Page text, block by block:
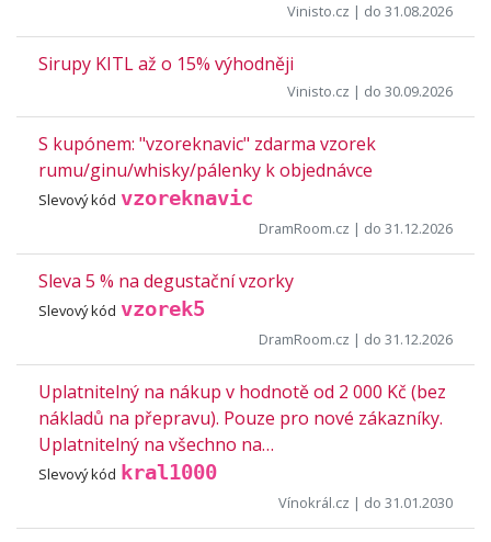
Vinisto.cz | do 31.08.2026
Sirupy KITL až o 15% výhodněji
Vinisto.cz | do 30.09.2026
S kupónem: "vzoreknavic" zdarma vzorek
rumu/ginu/whisky/pálenky k objednávce
Slevový kód vzoreknavic
DramRoom.cz | do 31.12.2026
Sleva 5 % na degustační vzorky
Slevový kód vzorek5
DramRoom.cz | do 31.12.2026
Uplatnitelný na nákup v hodnotě od 2 000 Kč (bez
nákladů na přepravu). Pouze pro nové zákazníky.
Uplatnitelný na všechno na…
Slevový kód kral1000
Vínokrál.cz | do 31.01.2030